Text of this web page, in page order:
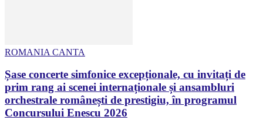
ROMANIA CANTA
Șase concerte simfonice excepționale, cu invitați de
prim rang ai scenei internaționale și ansambluri
orchestrale românești de prestigiu, în programul
Concursului Enescu 2026